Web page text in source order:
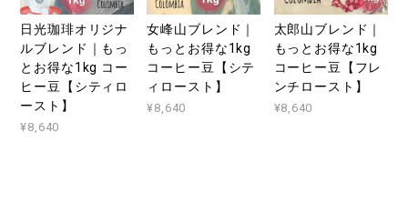
日光珈琲オリジナ
ルブレンド｜もっ
とお得な1kg コー
ヒー豆【シティロ
ースト】
¥8,640
女峰山ブレンド｜
もっとお得な1kg
コーヒー豆【シテ
ィロースト】
¥8,640
太郎山ブレンド｜
もっとお得な1kg
コーヒー豆【フレ
ンチロースト】
¥8,640